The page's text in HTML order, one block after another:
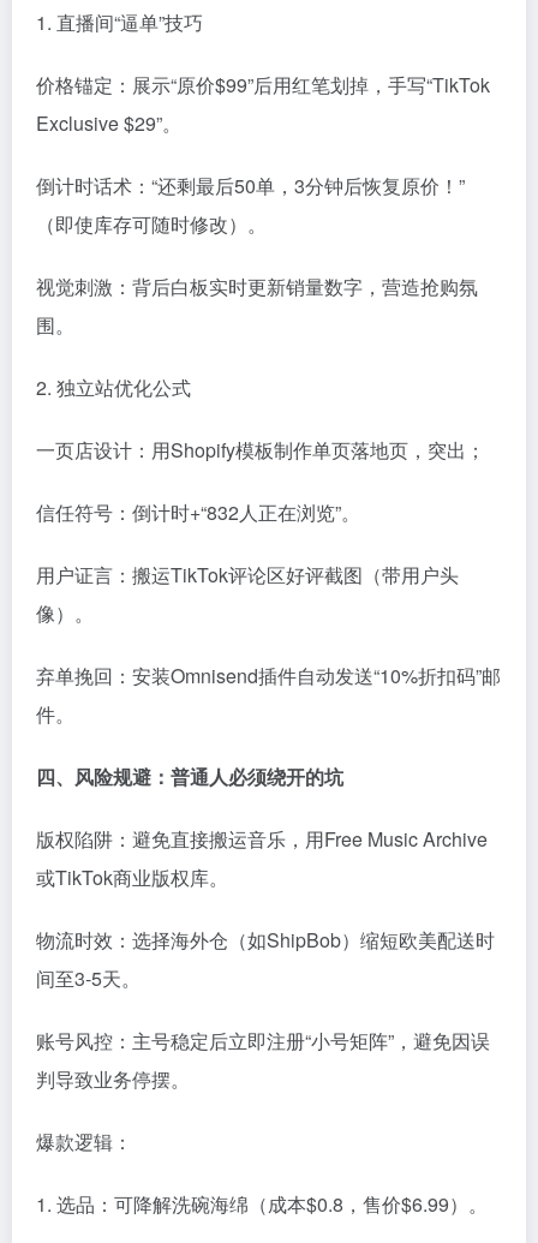
1. 直播间“逼单”技巧
价格锚定：展示“原价$99”后用红笔划掉，手写“TikTok
Exclusive $29”。
倒计时话术：“还剩最后50单，3分钟后恢复原价！”
（即使库存可随时修改）。
视觉刺激：背后白板实时更新销量数字，营造抢购氛
围。
2. 独立站优化公式
一页店设计：用Shopify模板制作单页落地页，突出；
信任符号：倒计时+“832人正在浏览”。
用户证言：搬运TikTok评论区好评截图（带用户头
像）。
弃单挽回：安装Omnisend插件自动发送“10%折扣码”邮
件。
四、风险规避：普通人必须绕开的坑
版权陷阱：避免直接搬运音乐，用Free Music Archive
或TikTok商业版权库。
物流时效：选择海外仓（如ShipBob）缩短欧美配送时
间至3-5天。
账号风控：主号稳定后立即注册“小号矩阵”，避免因误
判导致业务停摆。
爆款逻辑：
1. 选品：可降解洗碗海绵（成本$0.8，售价$6.99）。